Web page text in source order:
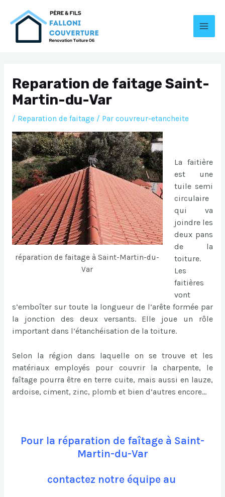
Reparation de faitage Saint-
Martin-du-Var
/ Reparation de faitage/ Par couvreur-etancheite
réparation de faitage à Saint-Martin-du-
Var
La faitière
est une
tuile semi
circulaire
qui va
joindre les
deux pans
de la
toiture.
Les
faitières
vont
s’emboîter sur toute la longueur de l’arête formée par
la jonction des deux versants. Elle joue un rôle
important dans l’étanchéisation de la toiture.
Selon la région dans laquelle on se trouve et les
matériaux employés pour couvrir la charpente, le
faîtage pourra être en terre cuite, mais aussi en lauze,
ardoise, ciment, zinc, plomb et bien d’autres encore…
Pour la réparation de faîtage à Saint-
Martin-du-Var
contactez notre équipe au